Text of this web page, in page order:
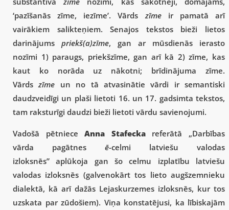
‘pazīšanās zīme, iezīme’. Vārds zīmeir pamatā arī
vairākiem salikteņiem. Senajos tekstos bieži lietos
darinājums priekš(a)zīme, gan ar mūsdienās ierasto
nozīmi 1) paraugs, priekšzīme, gan arī kā 2) zīme, kas
kaut ko norāda uz nākotni; brīdinājuma zīme.
Vārdszīme un no tā atvasinātie vārdi ir semantiski
daudzveidīgi un plaši lietoti 16. un 17. gadsimta tekstos,
tam raksturīgi daudzi bieži lietoti vārdu savienojumi.
Vadošā pētnieceAnna Stafeckareferātā „Darbības
vārda pagātnes ē-celmi latviešu valodas
izloksnēs” aplūkoja gan šo celmu izplatību latviešu
valodas izloksnēs (galvenokārt tos lieto augšzemnieku
dialektā, kā arī dažās Lejaskurzemes izloksnēs, kur tos
uzskata par zūdošiem). Viņa konstatējusi, ka lībiskajām